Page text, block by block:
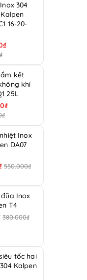
304
16-20-
kết
khí
25L
Inox
DA07
550.000₫
Inox
T4
380.000₫
tốc hai
Kalpen